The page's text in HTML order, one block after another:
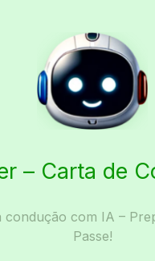
– Carta de
condução com IA –
Passe!